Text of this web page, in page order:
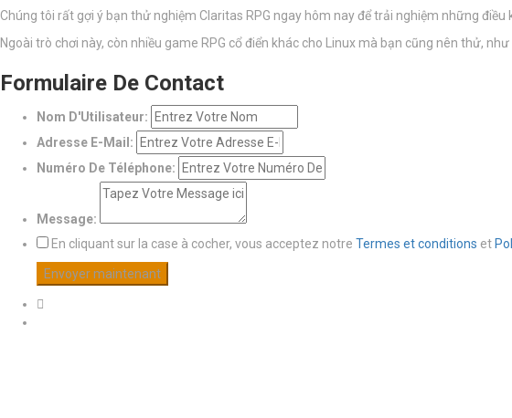
Chúng tôi rất gợi ý bạn thử nghiệm Claritas RPG ngay hôm nay để trải nghiệm những điều
Ngoài trò chơi này, còn nhiều game RPG cổ điển khác cho Linux mà bạn cũng nên thử,
Formulaire De Contact
Nom D'Utilisateur:
Adresse E-Mail:
Numéro De Téléphone:
Message:
En cliquant sur la case à cocher, vous acceptez notre Termes et conditions et